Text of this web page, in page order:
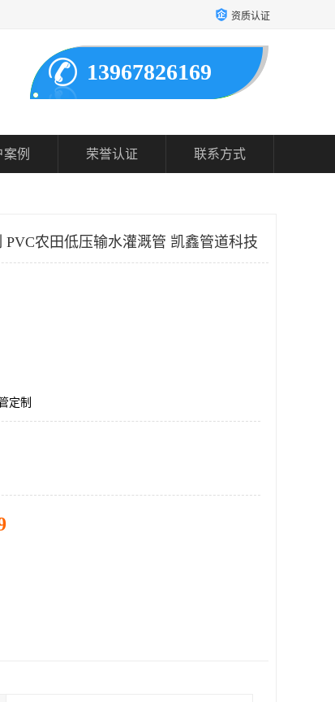
资质认证
13967826169
案例 荣誉认证 联系方式
PVC农田低压输水灌溉管 凯鑫管道科技
定制